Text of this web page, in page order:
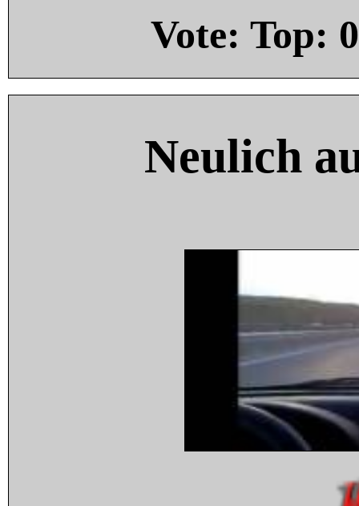
Vote: Top: 0
Neulich